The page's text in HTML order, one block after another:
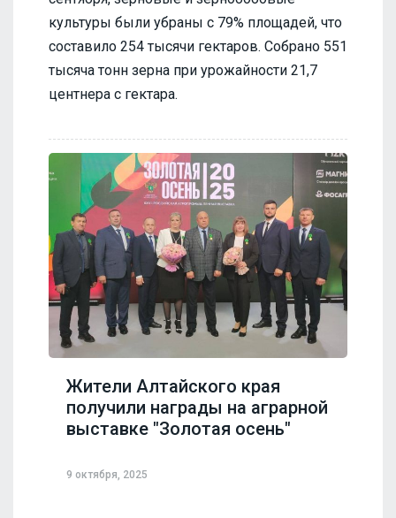
культуры были убраны с 79% площадей, что
составило 254 тысячи гектаров. Собрано 551
тысяча тонн зерна при урожайности 21,7
центнера с гектара.
Жители Алтайского края
получили награды на аграрной
выставке "Золотая осень"
9 октября, 2025